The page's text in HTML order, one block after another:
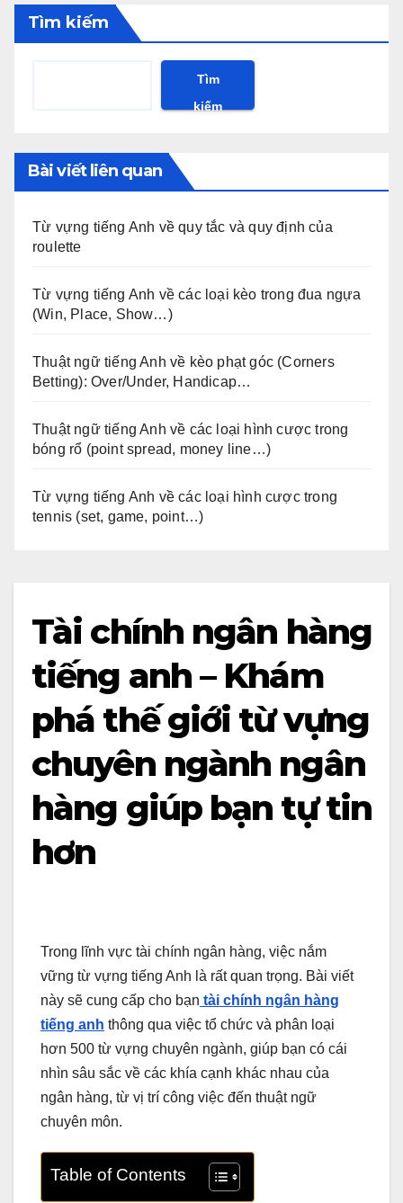
Tìm kiếm
Tìm
kiếm
Bài viết liên quan
Từ vựng tiếng Anh về quy tắc và quy định của
roulette
Từ vựng tiếng Anh về các loại kèo trong đua ngựa
(Win, Place, Show…)
Thuật ngữ tiếng Anh về kèo phạt góc (Corners
Betting): Over/Under, Handicap…
Thuật ngữ tiếng Anh về các loại hình cược trong
bóng rổ (point spread, money line…)
Từ vựng tiếng Anh về các loại hình cược trong
tennis (set, game, point…)
Tài chính ngân hàng
tiếng anh – Khám
phá thế giới từ vựng
chuyên ngành ngân
hàng giúp bạn tự tin
hơn
Trong lĩnh vực tài chính ngân hàng, việc nắm
vững từ vựng tiếng Anh là rất quan trọng. Bài viết
này sẽ cung cấp cho bạn tài chính ngân hàng
tiếng anh thông qua việc tổ chức và phân loại
hơn 500 từ vựng chuyên ngành, giúp bạn có cái
nhìn sâu sắc về các khía cạnh khác nhau của
ngân hàng, từ vị trí công việc đến thuật ngữ
chuyên môn.
Table of Contents